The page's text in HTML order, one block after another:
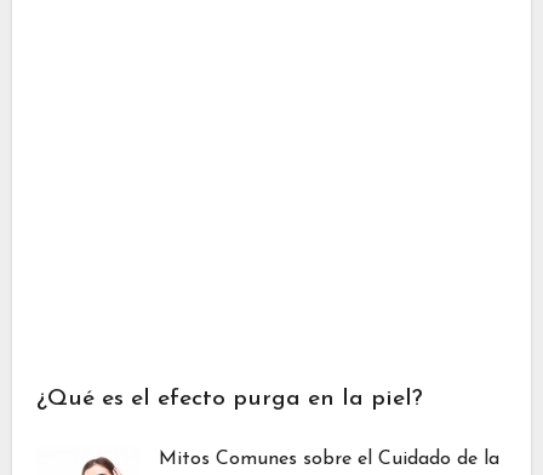
¿Qué es el efecto purga en la piel?
Mitos Comunes sobre el Cuidado de la